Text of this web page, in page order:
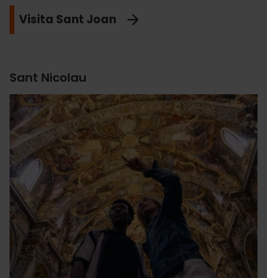
Visita Sant Joan
Sant Nicolau